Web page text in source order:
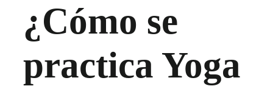
¿Cómo se
practica Yoga